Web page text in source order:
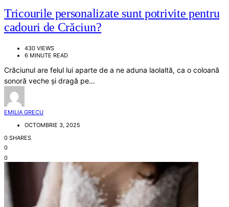
Tricourile personalizate sunt potrivite pentru
cadouri de Crăciun?
430 VIEWS
6 MINUTE READ
Crăciunul are felul lui aparte de a ne aduna laolaltă, ca o coloană
sonoră veche și dragă pe…
EMILIA GRECU
OCTOMBRIE 3, 2025
0 SHARES
0
0